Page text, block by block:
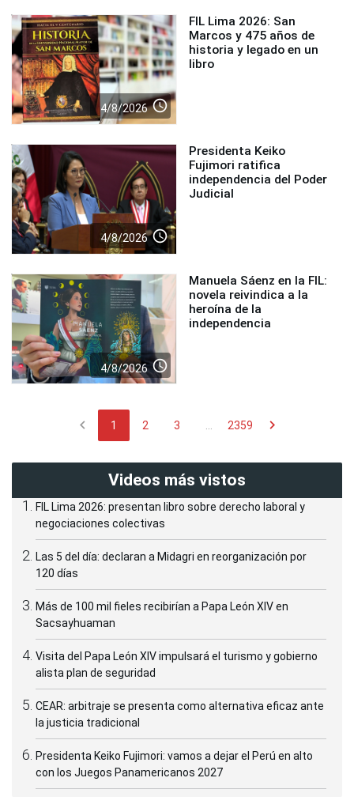
4/8/2026 access_time
FIL Lima 2026: San
Marcos y 475 años de
historia y legado en un
libro
4/8/2026 access_time
Presidenta Keiko
Fujimori ratifica
independencia del Poder
Judicial
4/8/2026 access_time
Manuela Sáenz en la FIL:
novela reivindica a la
heroína de la
independencia
chevron_left 1 2 3 ... 2359 chevron_right
Videos más vistos
FIL Lima 2026: presentan libro sobre derecho laboral y
negociaciones colectivas
Las 5 del día: declaran a Midagri en reorganización por
120 días
Más de 100 mil fieles recibirían a Papa León XIV en
Sacsayhuaman
Visita del Papa León XIV impulsará el turismo y gobierno
alista plan de seguridad
CEAR: arbitraje se presenta como alternativa eficaz ante
la justicia tradicional
Presidenta Keiko Fujimori: vamos a dejar el Perú en alto
con los Juegos Panamericanos 2027